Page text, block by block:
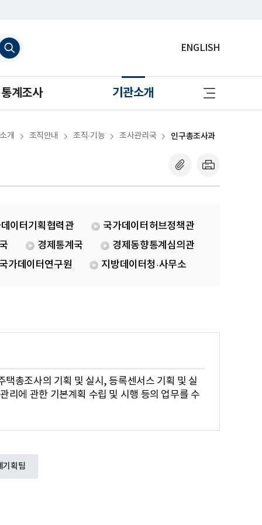
ENGLISH
통계조사 기관소개
사
이
로
개 조직안내 조직·기능 조사관리국 인구총조사과
이터기획협력관
국가데이터허브정책관
경제통계국
경제동향통계심의관
가데이터연구원
지방데이터청·사무소
총조사의 기획 및 실시, 등록센서스 기획 및 실
리에 관한 기본계획 수립 및 시행 등의 업무를 수
기획팀